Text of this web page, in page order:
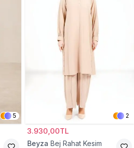
5 2
3.930,00TL
Beyza Bej Rahat Kesim